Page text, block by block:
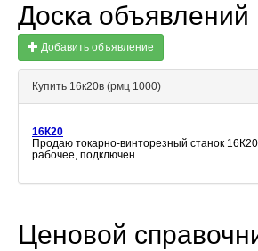
Доска объявлений
Добавить объявление
Купить 16к20в (рмц 1000)
16К20
Продаю токарно-винторезный станок
рабочее, подключен.
Ценовой